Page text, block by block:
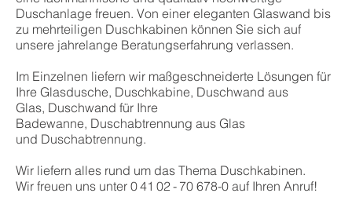
Duschanlage freuen. Von einer eleganten Glaswand bis
zu mehrteiligen Duschkabinen können Sie sich auf
unsere jahrelange Beratungserfahrung verlassen.
Im Einzelnen liefern wir maßgeschneiderte Lösungen für
Ihre Glasdusche, Duschkabine, Duschwand aus
Glas, Duschwand für Ihre
Badewanne, Duschabtrennung aus Glas
und Duschabtrennung.
Wir liefern alles rund um das Thema Duschkabinen.
Wir freuen uns unter 0 41 02 - 70 678-0 auf Ihren Anruf!